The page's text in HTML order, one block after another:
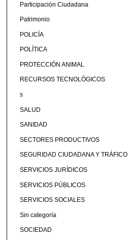
Participación Ciudadana
Patrimonio
POLICÍA
POLÍTICA
PROTECCIÓN ANIMAL
RECURSOS TECNOLÓGICOS
s
SALUD
SANIDAD
SECTORES PRODUCTIVOS
SEGURIDAD CIUDADANA Y TRÁFICO
SERVICIOS JURÍDICOS
SERVICIOS PÚBLICOS
SERVICIOS SOCIALES
Sin categoría
SOCIEDAD